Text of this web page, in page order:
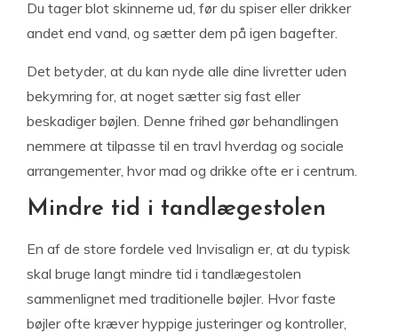
Du tager blot skinnerne ud, før du spiser eller drikker
andet end vand, og sætter dem på igen bagefter.
Det betyder, at du kan nyde alle dine livretter uden
bekymring for, at noget sætter sig fast eller
beskadiger bøjlen. Denne frihed gør behandlingen
nemmere at tilpasse til en travl hverdag og sociale
arrangementer, hvor mad og drikke ofte er i centrum.
Mindre tid i tandlægestolen
En af de store fordele ved Invisalign er, at du typisk
skal bruge langt mindre tid i tandlægestolen
sammenlignet med traditionelle bøjler. Hvor faste
bøjler ofte kræver hyppige justeringer og kontroller,